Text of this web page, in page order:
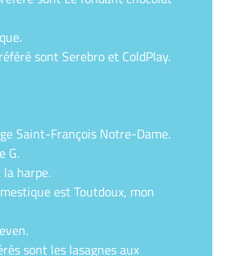
sont Serebro et ColdPlay.
Saint-François Notre-Dame.
G.
harpe.
est Toutdoux, mon
sont les lasagnes aux